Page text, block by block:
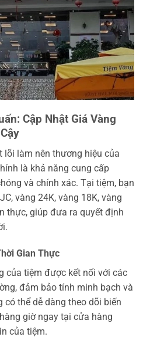
Cập Nhật Giá Vàng
lõi làm nên thương hiệu của
là khả năng cung cấp
và chính xác. Tại tiệm, bạn
vàng 24K, vàng 18K, vàng
thực, giúp đưa ra quyết định
Gian Thực
của tiệm được kết nối với các
đảm bảo tính minh bạch và
thể dễ dàng theo dõi biến
giờ ngay tại cửa hàng
của tiệm.